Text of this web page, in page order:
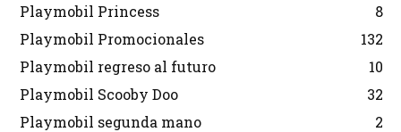
Playmobil Princess
8
Playmobil Promocionales
132
Playmobil regreso al futuro
10
Playmobil Scooby Doo
32
Playmobil segunda mano
2